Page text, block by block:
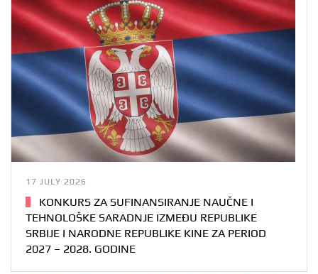
17 JULY 2026
KONKURS ZA SUFINANSIRANJE NAUČNE I
TEHNOLOŠKE SARADNJE IZMEĐU REPUBLIKE
SRBIJE I NARODNE REPUBLIKE KINE ZA PERIOD
2027 – 2028. GODINE